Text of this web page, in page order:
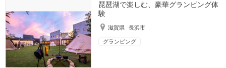
琵琶湖で楽しむ、豪華グランピング体
験
滋賀県 長浜市
グランピング